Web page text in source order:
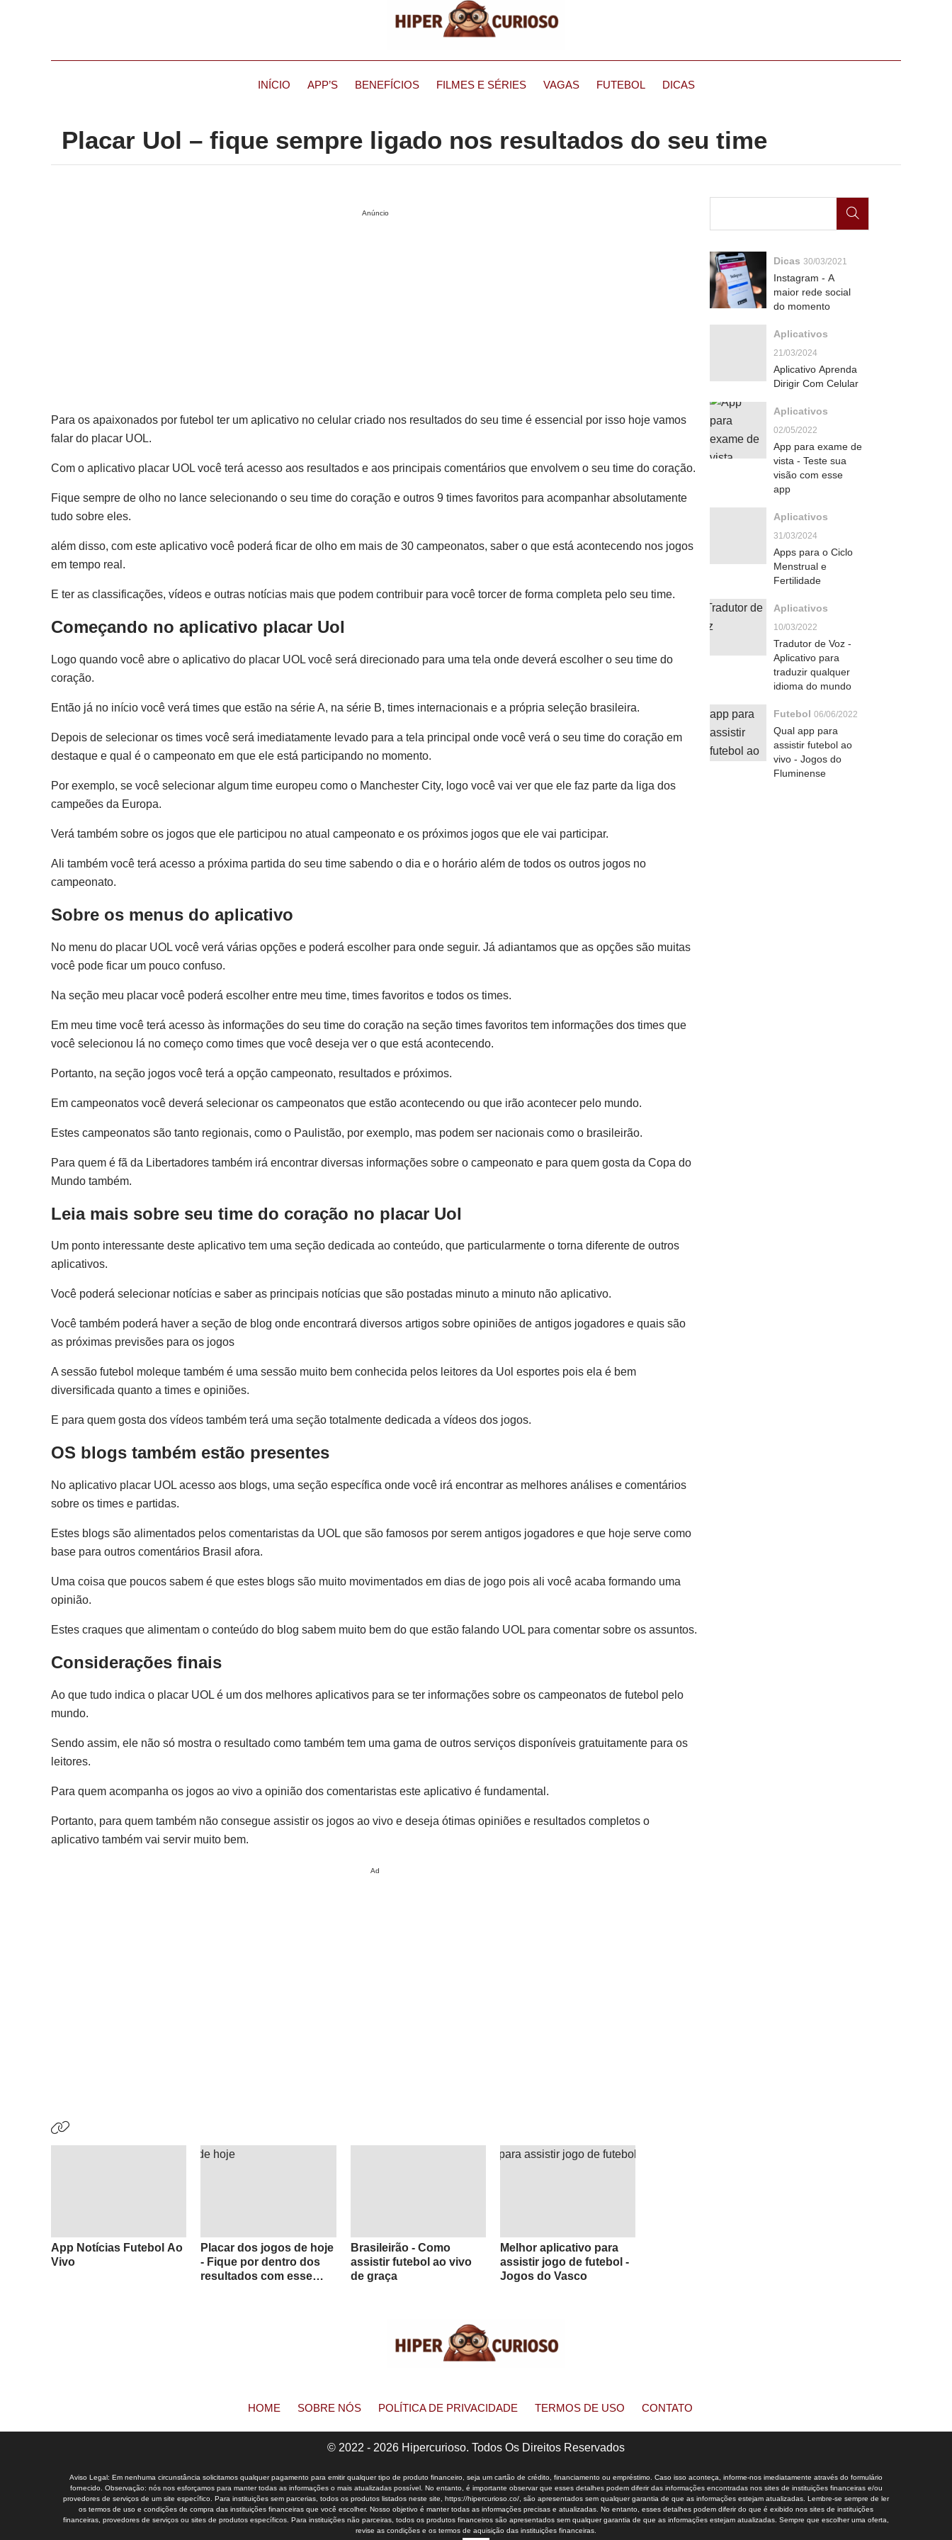
INÍCIO APP’S BENEFÍCIOS FILMES E SÉRIES VAGAS FUTEBOL DICAS
Placar Uol – fique sempre ligado nos resultados do seu time
Anúncio
Para os apaixonados por futebol ter um aplicativo no celular criado nos resultados do seu time é essencial por isso hoje vamos
falar do placar UOL.
Com o aplicativo placar UOL você terá acesso aos resultados e aos principais comentários que envolvem o seu time do coração.
Fique sempre de olho no lance selecionando o seu time do coração e outros 9 times favoritos para acompanhar absolutamente
tudo sobre eles.
além disso, com este aplicativo você poderá ficar de olho em mais de 30 campeonatos, saber o que está acontecendo nos jogos
em tempo real.
E ter as classificações, vídeos e outras notícias mais que podem contribuir para você torcer de forma completa pelo seu time.
Começando no aplicativo placar Uol
Logo quando você abre o aplicativo do placar UOL você será direcionado para uma tela onde deverá escolher o seu time do
coração.
Então já no início você verá times que estão na série A, na série B, times internacionais e a própria seleção brasileira.
Depois de selecionar os times você será imediatamente levado para a tela principal onde você verá o seu time do coração em
destaque e qual é o campeonato em que ele está participando no momento.
Por exemplo, se você selecionar algum time europeu como o Manchester City, logo você vai ver que ele faz parte da liga dos
campeões da Europa.
Verá também sobre os jogos que ele participou no atual campeonato e os próximos jogos que ele vai participar.
Ali também você terá acesso a próxima partida do seu time sabendo o dia e o horário além de todos os outros jogos no
campeonato.
Sobre os menus do aplicativo
No menu do placar UOL você verá várias opções e poderá escolher para onde seguir. Já adiantamos que as opções são muitas
você pode ficar um pouco confuso.
Na seção meu placar você poderá escolher entre meu time, times favoritos e todos os times.
Em meu time você terá acesso às informações do seu time do coração na seção times favoritos tem informações dos times que
você selecionou lá no começo como times que você deseja ver o que está acontecendo.
Portanto, na seção jogos você terá a opção campeonato, resultados e próximos.
Em campeonatos você deverá selecionar os campeonatos que estão acontecendo ou que irão acontecer pelo mundo.
Estes campeonatos são tanto regionais, como o Paulistão, por exemplo, mas podem ser nacionais como o brasileirão.
Para quem é fã da Libertadores também irá encontrar diversas informações sobre o campeonato e para quem gosta da Copa do
Mundo também.
Leia mais sobre seu time do coração no placar Uol
Um ponto interessante deste aplicativo tem uma seção dedicada ao conteúdo, que particularmente o torna diferente de outros
aplicativos.
Você poderá selecionar notícias e saber as principais notícias que são postadas minuto a minuto não aplicativo.
Você também poderá haver a seção de blog onde encontrará diversos artigos sobre opiniões de antigos jogadores e quais são
as próximas previsões para os jogos
A sessão futebol moleque também é uma sessão muito bem conhecida pelos leitores da Uol esportes pois ela é bem
diversificada quanto a times e opiniões.
E para quem gosta dos vídeos também terá uma seção totalmente dedicada a vídeos dos jogos.
OS blogs também estão presentes
No aplicativo placar UOL acesso aos blogs, uma seção específica onde você irá encontrar as melhores análises e comentários
sobre os times e partidas.
Estes blogs são alimentados pelos comentaristas da UOL que são famosos por serem antigos jogadores e que hoje serve como
base para outros comentários Brasil afora.
Uma coisa que poucos sabem é que estes blogs são muito movimentados em dias de jogo pois ali você acaba formando uma
opinião.
Estes craques que alimentam o conteúdo do blog sabem muito bem do que estão falando UOL para comentar sobre os assuntos.
Considerações finais
Ao que tudo indica o placar UOL é um dos melhores aplicativos para se ter informações sobre os campeonatos de futebol pelo
mundo.
Sendo assim, ele não só mostra o resultado como também tem uma gama de outros serviços disponíveis gratuitamente para os
leitores.
Para quem acompanha os jogos ao vivo a opinião dos comentaristas este aplicativo é fundamental.
Portanto, para quem também não consegue assistir os jogos ao vivo e deseja ótimas opiniões e resultados completos o
aplicativo também vai servir muito bem.
Ad
App Notícias Futebol Ao
Vivo
Placar dos jogos de hoje
- Fique por dentro dos
resultados com esse
Brasileirão - Como
assistir futebol ao vivo
de graça
Melhor aplicativo para
assistir jogo de futebol -
Jogos do Vasco
Dicas 30/03/2021
Instagram - A
maior rede social
do momento
Aplicativos
21/03/2024
Aplicativo Aprenda
Dirigir Com Celular
Aplicativos
02/05/2022
App para exame de
vista - Teste sua
visão com esse
app
Aplicativos
31/03/2024
Apps para o Ciclo
Menstrual e
Fertilidade
Aplicativos
10/03/2022
Tradutor de Voz -
Aplicativo para
traduzir qualquer
idioma do mundo
Futebol 06/06/2022
Qual app para
assistir futebol ao
vivo - Jogos do
Fluminense
HOME SOBRE NÓS POLÍTICA DE PRIVACIDADE TERMOS DE USO CONTATO
© 2022 - 2026 Hipercurioso. Todos Os Direitos Reservados
Aviso Legal: Em nenhuma circunstância solicitamos qualquer pagamento para emitir qualquer tipo de produto financeiro, seja um cartão de crédito, financiamento ou empréstimo. Caso isso aconteça, informe-nos imediatamente através do formulário
fornecido. Observação: nós nos esforçamos para manter todas as informações o mais atualizadas possível. No entanto, é importante observar que esses detalhes podem diferir das informações encontradas nos sites de instituições financeiras e/ou
provedores de serviços de um site específico. Para instituições sem parcerias, todos os produtos listados neste site, https://hipercurioso.co/, são apresentados sem qualquer garantia de que as informações estejam atualizadas. Lembre-se sempre de ler
os termos de uso e condições de compra das instituições financeiras que você escolher. Nosso objetivo é manter todas as informações precisas e atualizadas. No entanto, esses detalhes podem diferir do que é exibido nos sites de instituições
financeiras, provedores de serviços ou sites de produtos específicos. Para instituições não parceiras, todos os produtos financeiros são apresentados sem qualquer garantia de que as informações estejam atualizadas. Sempre que escolher uma oferta,
revise as condições e os termos de aquisição das instituições financeiras.